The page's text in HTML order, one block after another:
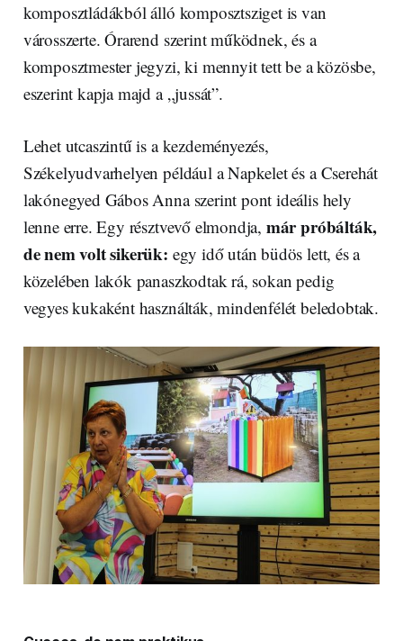
komposztládákból álló komposztsziget is van
városszerte. Órarend szerint működnek, és a
komposztmester jegyzi, ki mennyit tett be a közösbe,
eszerint kapja majd a „jussát”.
Lehet utcaszintű is a kezdeményezés,
Székelyudvarhelyen például a Napkelet és a Cserehát
lakónegyed Gábos Anna szerint pont ideális hely
lenne erre. Egy résztvevő elmondja, már próbálták,
de nem volt sikerük: egy idő után büdös lett, és a
közelében lakók panaszkodtak rá, sokan pedig
vegyes kukaként használták, mindenfélét beledobtak.